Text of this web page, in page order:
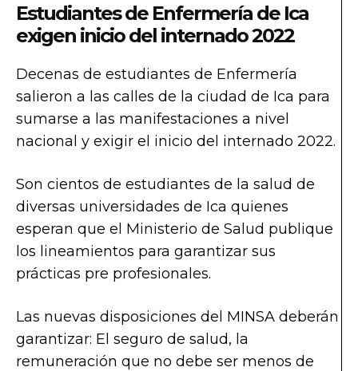
Estudiantes de Enfermería de Ica
exigen inicio del internado 2022
Decenas de estudiantes de Enfermería
salieron a las calles de la ciudad de Ica para
sumarse a las manifestaciones a nivel
nacional y exigir el inicio del internado 2022.
Son cientos de estudiantes de la salud de
diversas universidades de Ica quienes
esperan que el Ministerio de Salud publique
los lineamientos para garantizar sus
prácticas pre profesionales.
Las nuevas disposiciones del MINSA deberán
garantizar: El seguro de salud, la
remuneración que no debe ser menos de